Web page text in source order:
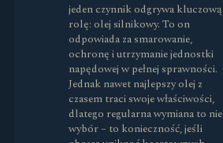
jeden czynnik odgrywa kluczową
rolę: olej silnikowy. To on
odpowiada za smarowanie,
ochronę i utrzymanie jednostki
napędowej w pełnej sprawności.
Jednak nawet najlepszy olej z
czasem traci swoje właściwości,
dlatego regularna wymiana to nie
wybór – to konieczność, jeśli